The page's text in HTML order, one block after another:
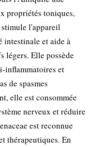
propriétés toniques,
stimule l'appareil
et aide à
légers. Elle possède
inflammatoires et
de spasmes
elle est consommée
nerveux et réduire
est reconnue
thérapeutiques. En